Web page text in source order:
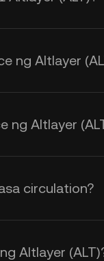
ng mga
price
ng Altlayer
ng Altlayer
circulation?
Altlayer